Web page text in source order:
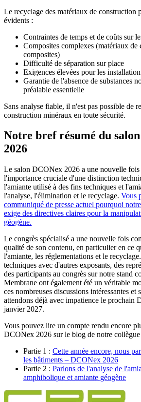
Le recyclage des matériaux de construction
évidents :
Contraintes de temps et de coûts sur
Composites complexes (matériaux de
composites)
Difficulté de séparation sur place
Exigences élevées pour les
Garantie de l'absence de substances
préalable essentielle
Sans analyse fiable, il n'est pas possible de
construction minéraux en toute sécurité.
Notre bref résumé du
2026
Le salon DCONex 2026 a une nouvelle fois
l'importance cruciale d'une distinction
l'amiante utilisé à des fins techniques et
l'analyse, l'élimination et le recyclage. Vous
communiqué de presse actuel pourquoi
exige des directives claires pour la
géogène.
Le congrès spécialisé a une nouvelle fois
qualité de son contenu, en particulier en ce
l'amiante, les réglementations et le
techniques avec d'autres exposants, des
des participants au congrès sur notre stand
Membrane ont également été un véritable
ces nombreuses discussions intéressantes et
attendons déjà avec impatience le prochain
janvier 2027.
Vous pouvez lire un compte rendu encore
DCONex 2026 sur le blog de notre
Partie 1 : Cette année encore, nous
les bâtiments – DCONex 2026
Partie 2 : Parlons de l'analyse de
amphibolique et amiante géogène